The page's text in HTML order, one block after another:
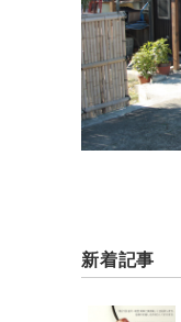
新着記事